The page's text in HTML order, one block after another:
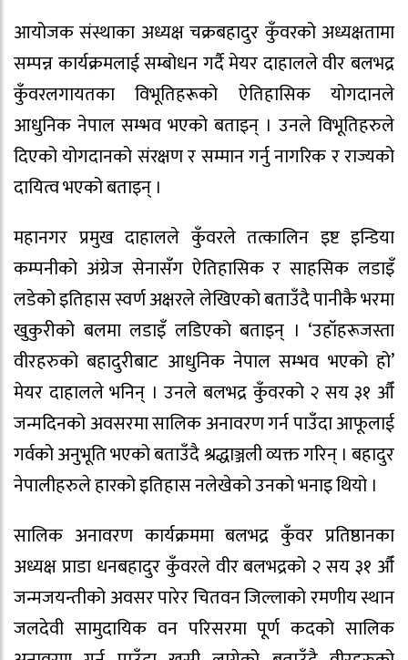
आयोजक संस्थाका अध्यक्ष चक्रबहादुर कुँवरको अध्यक्षतामा
सम्पन्न कार्यक्रमलाई सम्बोधन गर्दै मेयर दाहालले वीर बलभद्र
कुँवरलगायतका विभूतिहरूको ऐतिहासिक योगदानले
आधुनिक नेपाल सम्भव भएको बताइन् । उनले विभूतिहरुले
दिएको योगदानको संरक्षण र सम्मान गर्नु नागरिक र राज्यको
दायित्व भएको बताइन् ।
महानगर प्रमुख दाहालले कुँवरले तत्कालिन इष्ट इन्डिया
कम्पनीको अंग्रेज सेनासँग ऐतिहासिक र साहसिक लडाइँ
लडेको इतिहास स्वर्ण अक्षरले लेखिएको बताउँदै पानीकै भरमा
खुकुरीको बलमा लडाइँ लडिएको बताइन् । ‘उहॉहरूजस्ता
वीरहरुको बहादुरीबाट आधुनिक नेपाल सम्भव भएको हो’
मेयर दाहालले भनिन् । उनले बलभद्र कुँवरको २ सय ३१ औँ
जन्मदिनको अवसरमा सालिक अनावरण गर्न पाउँदा आफूलाई
गर्वको अनुभूति भएको बताउँदै श्रद्धाञ्जली व्यक्त गरिन् । बहादुर
नेपालीहरुले हारको इतिहास नलेखेको उनको भनाइ थियो ।
सालिक अनावरण कार्यक्रममा बलभद्र कुँवर प्रतिष्ठानका
अध्यक्ष प्राडा धनबहादुर कुँवरले वीर बलभद्रको २ सय ३१ औँ
जन्मजयन्तीको अवसर पारेर चितवन जिल्लाको रमणीय स्थान
जलदेवी सामुदायिक वन परिसरमा पूर्ण कदको सालिक